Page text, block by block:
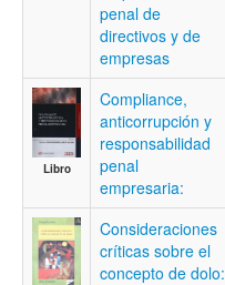
penal de
directivos y de
empresas
Libro
Compliance,
anticorrupción y
responsabilidad
penal
empresaria:
Consideraciones
críticas sobre el
concepto de dolo: